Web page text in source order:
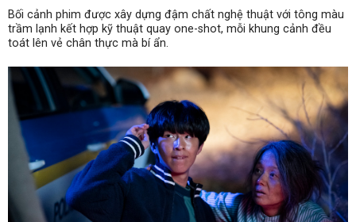
Bối cảnh phim được xây dựng đậm chất nghệ thuật với tông màu
trầm lạnh kết hợp kỹ thuật quay one-shot, mỗi khung cảnh đều
toát lên vẻ chân thực mà bí ẩn.